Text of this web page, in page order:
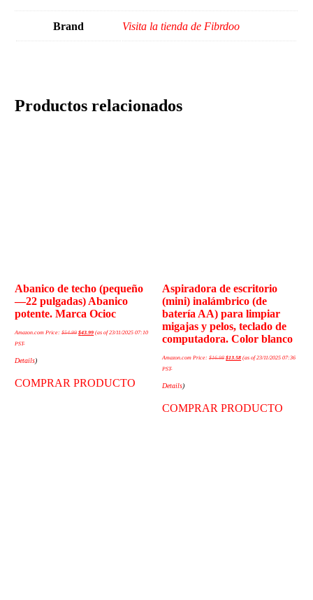
Brand Visita la tienda de Fibrdoo
Productos relacionados
Abanico de techo (pequeño
—22 pulgadas) Abanico
potente. Marca Ocioc
Amazon.com Price:$54.99 $43.99 (as of 23/11/2025 07:10
PST-
Details)
COMPRAR PRODUCTO
Aspiradora de escritorio
(mini) inalámbrico (de
batería AA) para limpiar
migajas y pelos, teclado de
computadora. Color blanco
Amazon.com Price:$16.98 $13.58 (as of 23/11/2025 07:36
PST-
Details)
COMPRAR PRODUCTO